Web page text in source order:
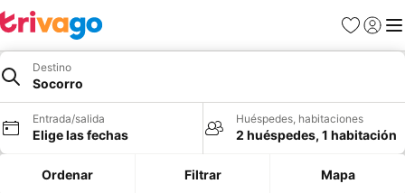
Favoritos
Iniciar
Destino
Socorro
Entrada/salida
Elige las fechas
Huéspedes, habitaciones
2 huéspedes, 1 habitación
Ordenar Filtrar Mapa